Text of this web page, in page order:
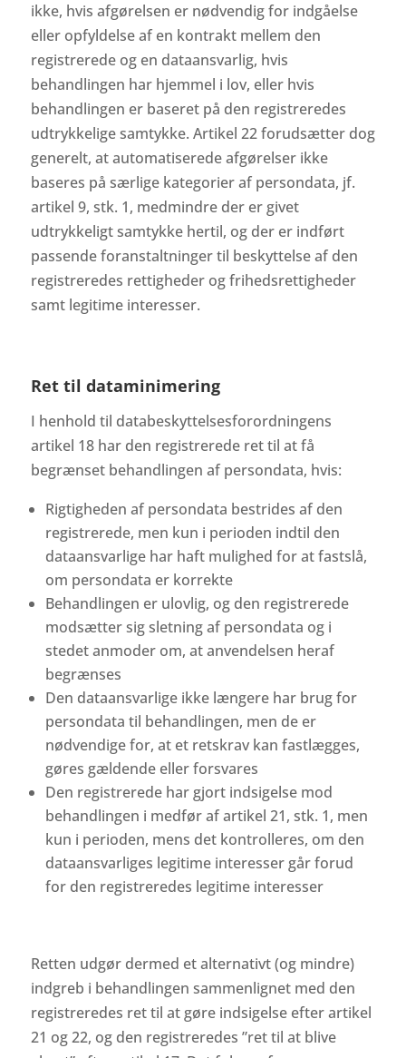
ikke, hvis afgørelsen er nødvendig for indgåelse
eller opfyldelse af en kontrakt mellem den
registrerede og en dataansvarlig, hvis
behandlingen har hjemmel i lov, eller hvis
behandlingen er baseret på den registreredes
udtrykkelige samtykke. Artikel 22 forudsætter dog
generelt, at automatiserede afgørelser ikke
baseres på særlige kategorier af persondata, jf.
artikel 9, stk. 1, medmindre der er givet
udtrykkeligt samtykke hertil, og der er indført
passende foranstaltninger til beskyttelse af den
registreredes rettigheder og frihedsrettigheder
samt legitime interesser.
Ret til dataminimering
I henhold til databeskyttelsesforordningens
artikel 18 har den registrerede ret til at få
begrænset behandlingen af persondata, hvis:
Rigtigheden af persondata bestrides af den
registrerede, men kun i perioden indtil den
dataansvarlige har haft mulighed for at fastslå,
om persondata er korrekte
Behandlingen er ulovlig, og den registrerede
modsætter sig sletning af persondata og i
stedet anmoder om, at anvendelsen heraf
begrænses
Den dataansvarlige ikke længere har brug for
persondata til behandlingen, men de er
nødvendige for, at et retskrav kan fastlægges,
gøres gældende eller forsvares
Den registrerede har gjort indsigelse mod
behandlingen i medfør af artikel 21, stk. 1, men
kun i perioden, mens det kontrolleres, om den
dataansvarliges legitime interesser går forud
for den registreredes legitime interesser
Retten udgør dermed et alternativt (og mindre)
indgreb i behandlingen sammenlignet med den
registreredes ret til at gøre indsigelse efter artikel
21 og 22, og den registreredes ”ret til at blive